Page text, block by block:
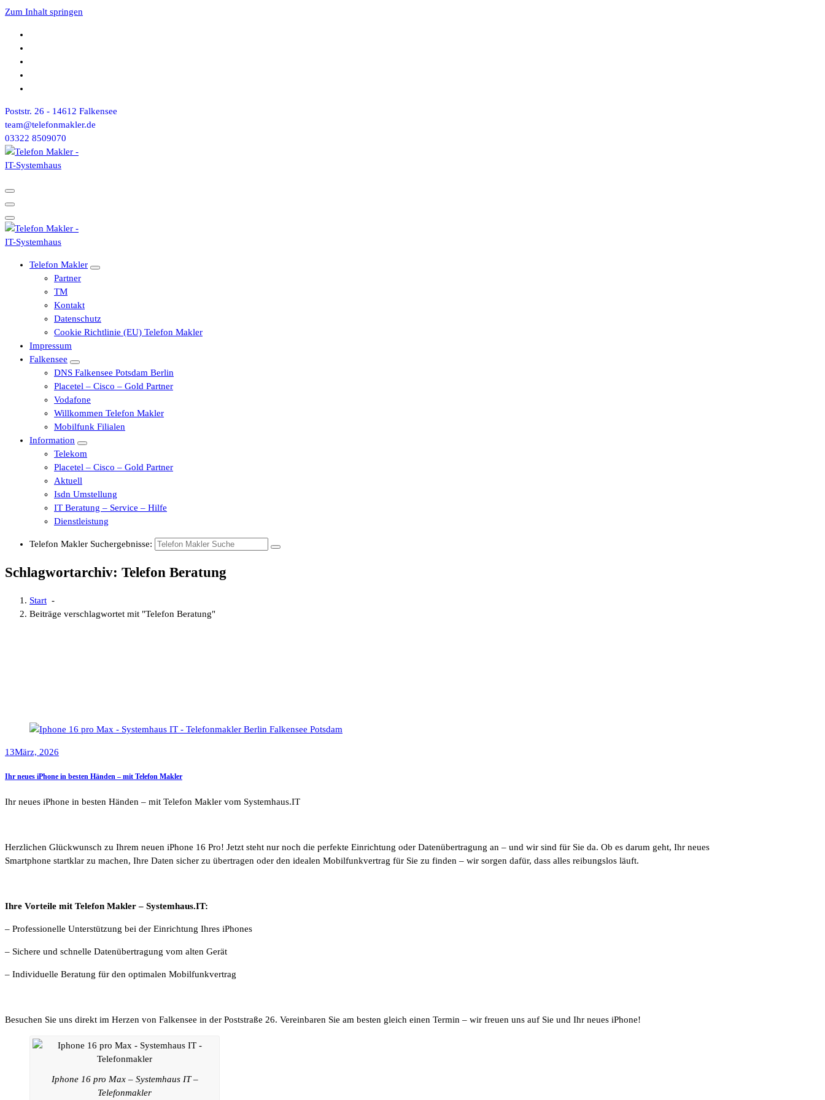
Zum Inhalt springen
Poststr. 26 - 14612 Falkensee
team@telefonmakler.de
03322 8509070
Telefon Makler
Partner
TM
Kontakt
Datenschutz
Cookie Richtlinie (EU) Telefon Makler
Impressum
Falkensee
DNS Falkensee Potsdam Berlin
Placetel – Cisco – Gold Partner
Vodafone
Willkommen Telefon Makler
Mobilfunk Filialen
Information
Telekom
Placetel – Cisco – Gold Partner
Aktuell
Isdn Umstellung
IT Beratung – Service – Hilfe
Dienstleistung
Telefon Makler Suchergebnisse:
Schlagwortarchiv: Telefon Beratung
Start -
Beiträge verschlagwortet mit "Telefon Beratung"
13März, 2026
Ihr neues iPhone in besten Händen – mit Telefon Makler
Ihr neues iPhone in besten Händen – mit Telefon Makler vom Systemhaus.IT
Herzlichen Glückwunsch zu Ihrem neuen iPhone 16 Pro! Jetzt steht nur noch die perfekte Einrichtung oder Datenübertragung an – und wir sind für Sie da. Ob es darum geht, Ihr neues
Smartphone startklar zu machen, Ihre Daten sicher zu übertragen oder den idealen Mobilfunkvertrag für Sie zu finden – wir sorgen dafür, dass alles reibungslos läuft.
Ihre Vorteile mit Telefon Makler – Systemhaus.IT:
– Professionelle Unterstützung bei der Einrichtung Ihres iPhones
– Sichere und schnelle Datenübertragung vom alten Gerät
– Individuelle Beratung für den optimalen Mobilfunkvertrag
Besuchen Sie uns direkt im Herzen von Falkensee in der Poststraße 26. Vereinbaren Sie am besten gleich einen Termin – wir freuen uns auf Sie und Ihr neues iPhone!
Iphone 16 pro Max – Systemhaus IT –
Telefonmakler